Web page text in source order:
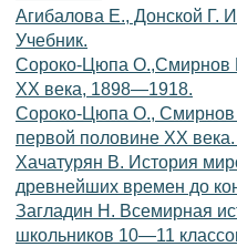
Агибалова Е., Донской Г.
Учебник.
Сороко-Цюпа О.,Смирнов
XX века, 1898—1918.
Сороко-Цюпа О.,
первой половине XX
Хачатурян В. История
древнейших времен до
Загладин Н. Всемирная
школьников 10—11